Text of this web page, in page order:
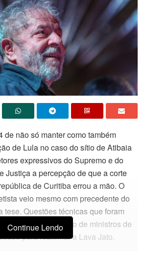
de não só manter como também
de Lula no caso do sítio de Atibaia
expressivos do Supremo e do
Justiça a percepção de que a corte
de Curitiba errou a mão. O
veio mesmo com precedente do
tese. Questões técnicas que foram
a percepção de ministros de
para reafirmar a Lava Jato.
Continue Lendo